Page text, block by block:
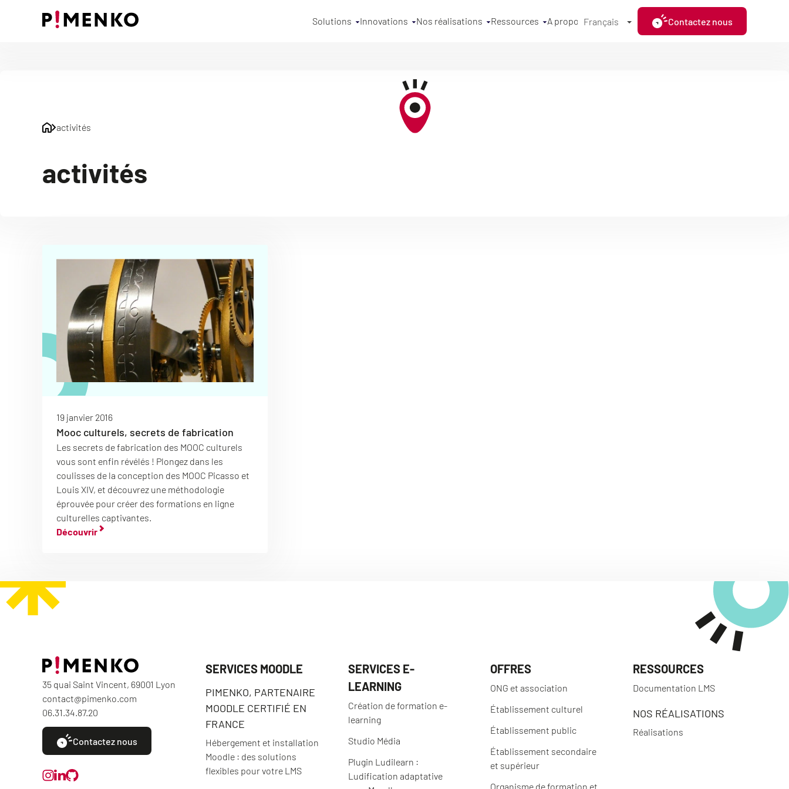
Solutions Innovations Nos réalisations Ressources A propos Français Contactez nous
activités
activités
19 janvier 2016
Mooc culturels, secrets de fabrication
Les secrets de fabrication des MOOC culturels
vous sont enfin révélés ! Plongez dans les
coulisses de la conception des MOOC Picasso et
Louis XIV, et découvrez une méthodologie
éprouvée pour créer des formations en ligne
culturelles captivantes.
Découvrir
35 quai Saint Vincent, 69001 Lyon
contact@pimenko.com
06.31.34.87.20
Contactez nous
SERVICES MOODLE
PIMENKO, PARTENAIRE
MOODLE CERTIFIÉ EN
FRANCE
Hébergement et installation
Moodle : des solutions
flexibles pour votre LMS
SERVICES E-
LEARNING
Création de formation e-
learning
Studio Média
Plugin Ludilearn :
Ludification adaptative
OFFRES
ONG et association
Établissement culturel
Établissement public
Établissement secondaire
et supérieur
Organisme de formation et
RESSOURCES
Documentation LMS
NOS RÉALISATIONS
Réalisations